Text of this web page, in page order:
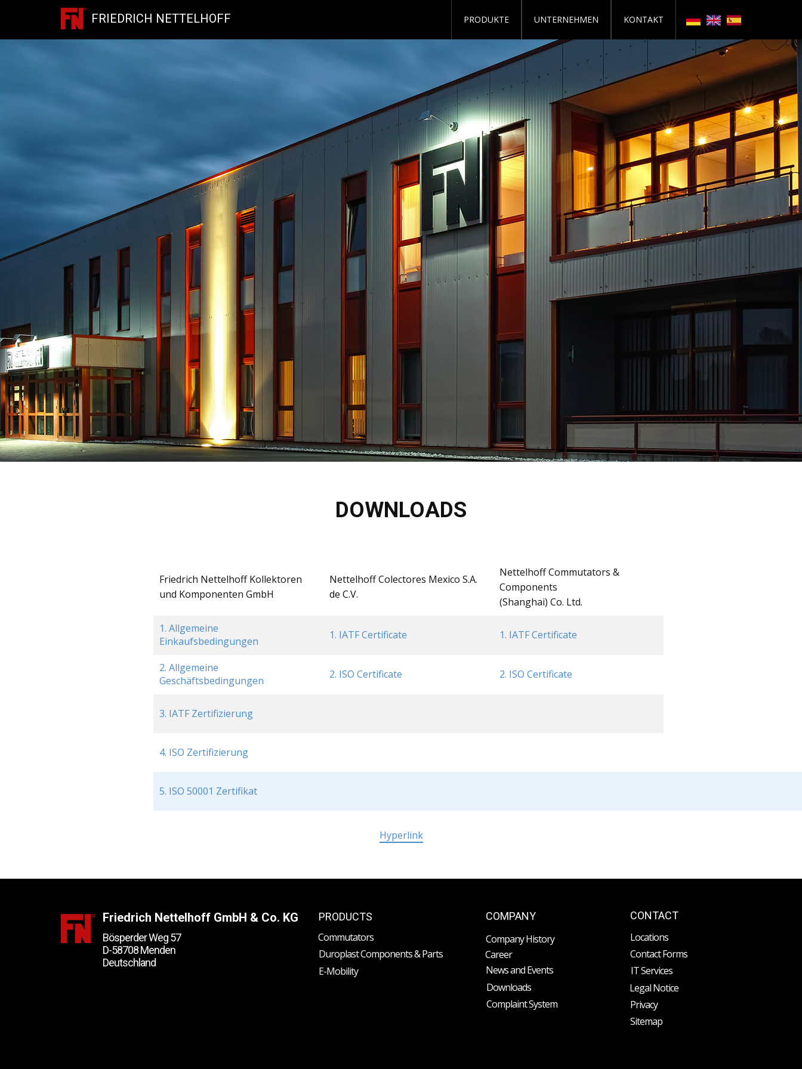
PRODUKTE UNTERNEHMEN KONTAKT
FRIEDRICH NETTELHOFF
DOWNLOADS
Friedrich Nettelhoff Kollektoren
und Komponenten GmbH
Nettelhoff Colectores Mexico S.A.
de C.V.
Nettelhoff Commutators &
Components
(Shanghai) Co. Ltd.
1. Allgemeine
Einkaufsbedingungen
1. IATF Certificate 1. IATF Certificate
2. Allgemeine
Geschäftsbedingungen
2. ISO Certificate 2. ISO Certificate
3. IATF Zertifizierung
4. ISO Zertifizierung
5. ISO 50001 Zertifikat
Hyperlink
COMPANY CONTACT
Friedrich Nettelhoff GmbH & Co. KG PRODUCTS
Company History
Bösperder Weg 57
D-58708 Menden
Deutschland
Commutators
Locations
Career
Duroplast Components & Parts
Contact Forms
E-Mobility
IT Services
News and Events
Legal Notice
Downloads
Privacy
Complaint System
Sitemap